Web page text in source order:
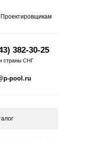
pool.ru
Проектировщикам
382-30-25
страны СНГ